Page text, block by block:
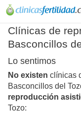
Clínicas de
Basconcillos
Lo sentimos
No existen clínicas
Basconcillos del
reproducción
Tozo: